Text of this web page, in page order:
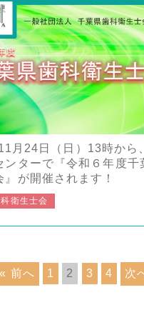
月24日（日）13時から
ンターで『令和６年度千
』が開催されます！
衛生士会
« 前へ 1 2 3 4 次